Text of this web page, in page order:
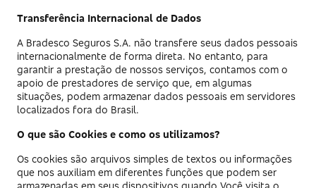
Transferência Internacional de Dados
A Bradesco Seguros S.A. não transfere seus dados pessoais
internacionalmente de forma direta. No entanto, para
garantir a prestação de nossos serviços, contamos com o
apoio de prestadores de serviço que, em algumas
situações, podem armazenar dados pessoais em servidores
localizados fora do Brasil.
O que são Cookies e como os utilizamos?
Os cookies são arquivos simples de textos ou informações
que nos auxiliam em diferentes funções que podem ser
armazenadas em seus dispositivos quando Você visita o